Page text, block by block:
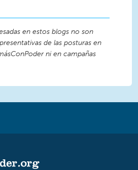
en estos blogs no son
de las posturas en
ni en campañas